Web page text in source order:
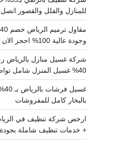
للمنازل والفلل والقصور اتصل
وجودة عالية 100% احجز الان
شركة غسيل منازل
40% غسيل المنزل شامل تواصل الان
بالبخار كامل للمفروشات
+ خدمات تنظيف شاملة بجودة